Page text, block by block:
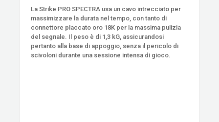
La Strike PRO SPECTRA usa un cavo intrecciato per
massimizzare la durata nel tempo, con tanto di
connettore placcato oro 18K per la massima pulizia
del segnale. Il peso è di 1,3 kG, assicurandosi
pertanto alla base di appoggio, senza il pericolo di
scivoloni durante una sessione intensa di gioco.